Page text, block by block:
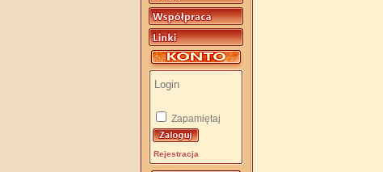
Zapamiętaj
Rejestracja